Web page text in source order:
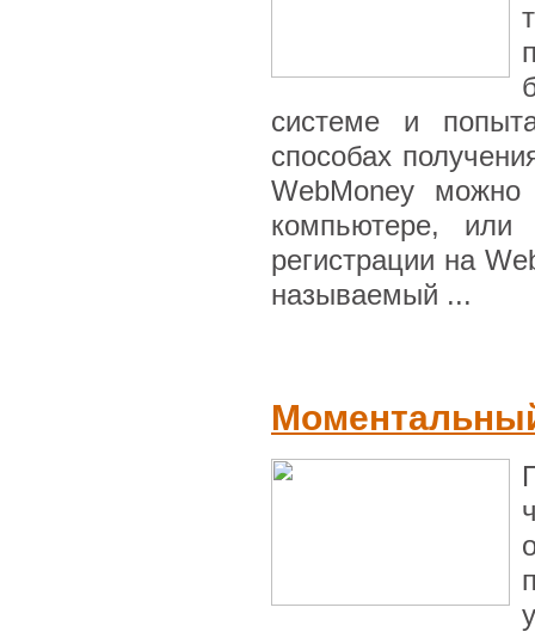
системе и
способах
WebMoney
компьютере,
регистрации на
называемый ...